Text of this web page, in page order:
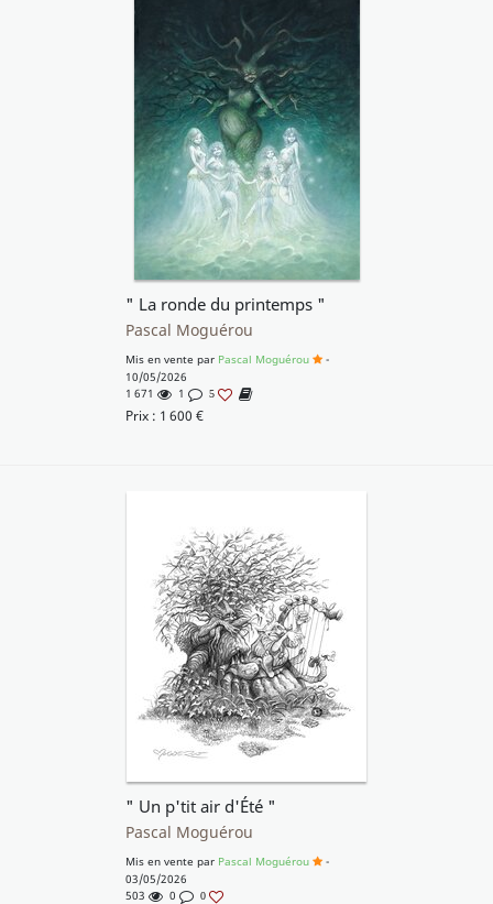
" La ronde du printemps "
Pascal Moguérou
Mis en vente par Pascal Moguérou
-
10/05/2026
1 671
1 5
Prix : 1 600 €
" Un p'tit air d'Été "
Pascal Moguérou
Mis en vente par Pascal Moguérou
-
03/05/2026
503
0 0